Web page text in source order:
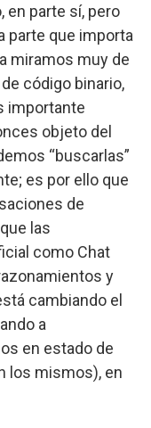
en parte sí, pero
parte que importa
miramos muy de
código binario,
importante
objeto del
“buscarlas”
es por ello que
de
las
como Chat
y
cambiando el
a
en estado de
los mismos), en